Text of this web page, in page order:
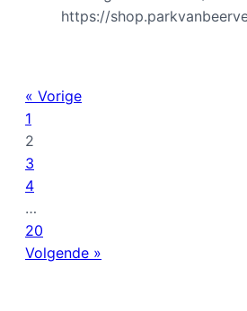
https://
« Vorige
1
2
3
4
…
20
Volgende »